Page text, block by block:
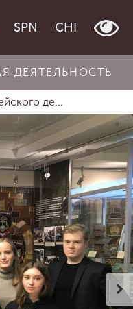
SPN CHI
ДЕЯТЕЛЬНОСТЬ
де...